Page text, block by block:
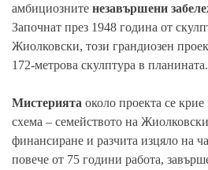
амбициозните незавършени
Започнат през 1948 година от
Жиолковски, този грандиозен
172-метрова скулптура в планината.
Мистерията около проекта се
схема – семейството на
финансиране и разчита изцяло на
повече от 75 години работа,